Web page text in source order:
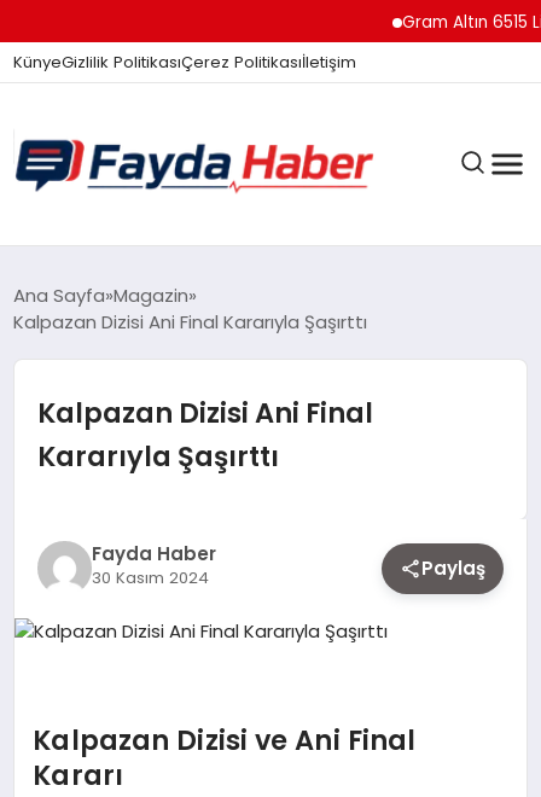
Gram Altın 6515
KünyeGizlilik PolitikasıÇerez Politikasıİletişim
GÜNDEM
TEKNOLOJI
EKONOMI
SIYASET
MAGAZIN
Ana Sayfa Magazin
Kalpazan Dizisi Ani Final Kararıyla Şaşırttı
Kalpazan Dizisi Ani Final
Kararıyla Şaşırttı
Fayda Haber
30 Kasım 2024 Paylaş
Kalpazan Dizisi ve Ani Final
Kararı